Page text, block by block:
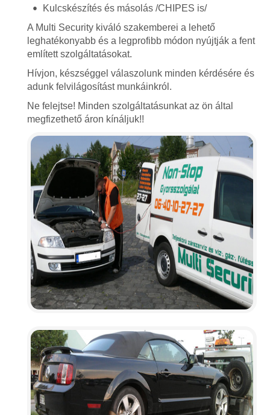
Kulcskészítés és másolás /CHIPES is/
A Multi Security kiváló szakemberei a lehető
leghatékonyabb és a legprofibb módon nyújtják a fent
említett szolgáltatásokat.
Hívjon, készséggel válaszolunk minden kérdésére és
adunk felvilágosítást munkáinkról.
Ne felejtse! Minden szolgáltatásunkat az ön által
megfizethető áron kínáljuk!!